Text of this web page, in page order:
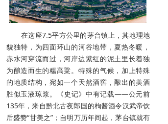
在这座7.5平方公里的茅台镇上，其地理地
貌独特，为四面环山的河谷地带，夏热冬暖，
赤水河穿流而过，河岸边紫红的泥土里长着独
为酿造而生的糯高粱。特殊的气候，加上特殊
的地质结构，宛如一个天然酒窖，酿出的美酒
胜似玉液琼浆。《史记》中有记载——公元前
135年，来自黔北古夜郎国的枸酱酒令汉武帝饮
后盛赞“甘美之”；自明万历年间起，茅台镇就有